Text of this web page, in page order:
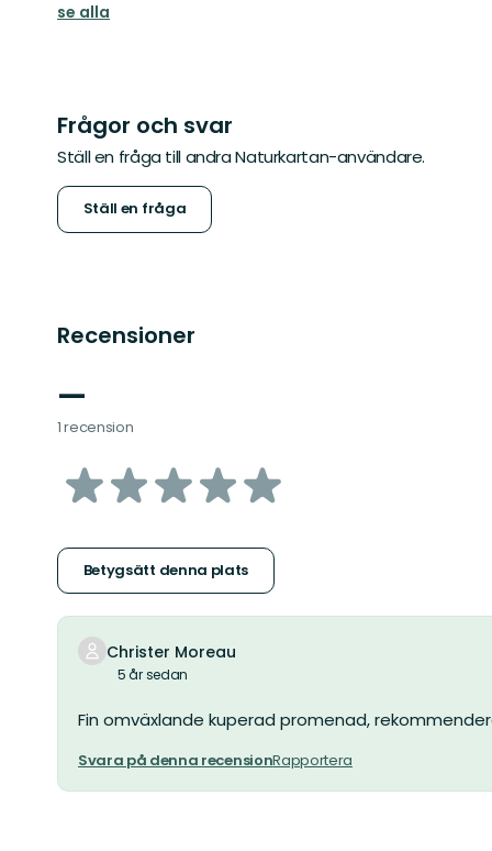
se alla
Frågor och svar
Ställ en fråga till andra Naturkartan-användare.
Ställ en fråga
Recensioner
—
1 recension
av
stjärnor
Betygsätt denna plats
Christer Moreau
5 år sedan
Fin omväxlande kuperad promenad,
Svara på denna recensionRapportera